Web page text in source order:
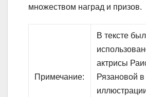
множеством наград и призов.
Примечание:
В тексте
актрисы
Рязановой